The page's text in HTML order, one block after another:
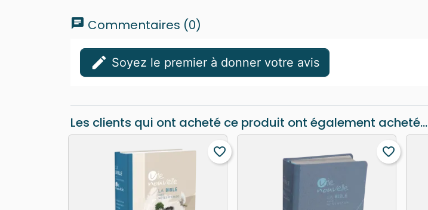
chat Commentaires (0)
edit Soyez le premier à donner votre avis
Les clients qui ont acheté ce produit ont également acheté...
favorite_border favorite_border